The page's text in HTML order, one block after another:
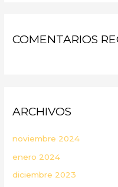
COMENTARIOS
ARCHIVOS
noviembre 2024
enero 2024
diciembre 2023